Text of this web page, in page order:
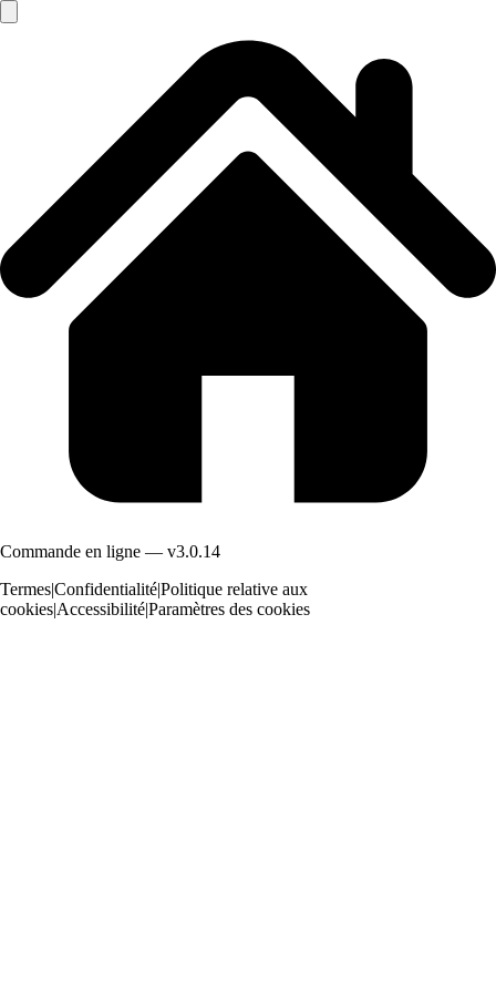
Commande en ligne — v3.0.14
Termes|Confidentialité|Politique relative aux
cookies|Accessibilité|Paramètres des cookies